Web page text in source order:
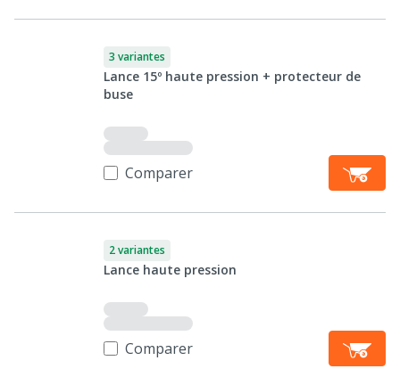
3 variantes
Lance 15º haute pression + protecteur de
buse
Comparer
2 variantes
Lance haute pression
Comparer